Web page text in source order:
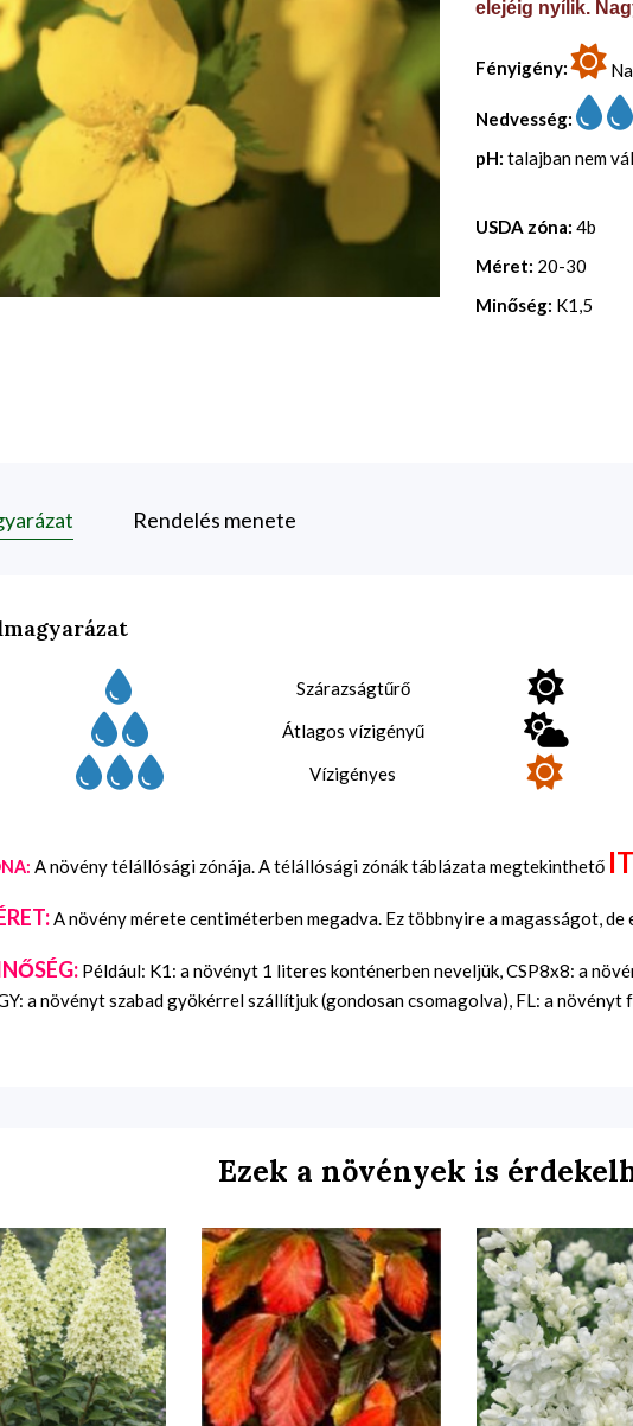
elejéig nyílik.
Fényigény:
Nedvesség:
pH: talajban nem
USDA zóna: 4b
Méret: 20-30
Minőség: K1,5
Rendelés menete
Szárazságtűrő
Átlagos vízigényű
Vízigényes
A növény télállósági zónája. A télállósági zónák táblázata megtekinthető
A növény mérete centiméterben megadva. Ez többnyire a magasságot,
Például: K1: a növényt 1 literes konténerben neveljük, CSP8x8: a
a növényt szabad gyökérrel szállítjuk (gondosan csomagolva), FL: a növényt
Ezek a növények is